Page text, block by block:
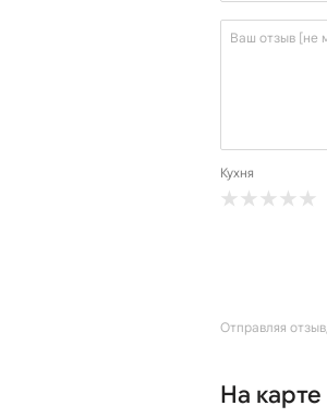
Кухня
Отправляя
На карте